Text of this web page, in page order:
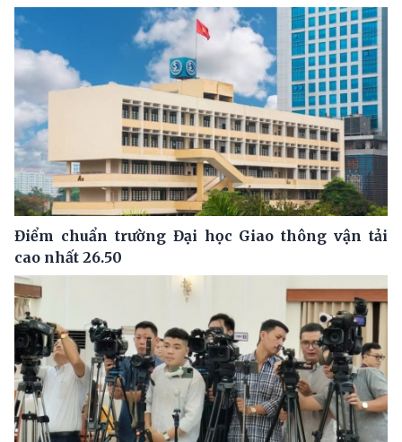
Điểm chuẩn trường Đại học Giao thông vận tải
cao nhất 26.50